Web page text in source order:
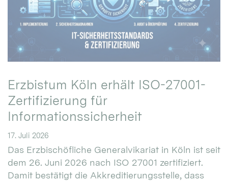
Erzbistum Köln erhält ISO-27001-
Zertifizierung für
Informationssicherheit
17. Juli 2026
Das Erzbischöfliche Generalvikariat in Köln ist seit
dem 26. Juni 2026 nach ISO 27001 zertifiziert.
Damit bestätigt die Akkreditierungsstelle, dass